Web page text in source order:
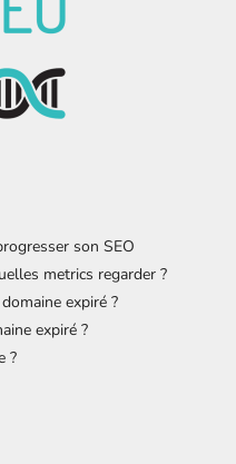
son SEO
metrics regarder ?
expiré ?
expiré ?
?